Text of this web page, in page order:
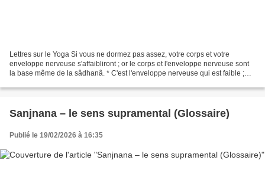
Lettres sur le Yoga Si vous ne dormez pas assez, votre corps et votre
enveloppe nerveuse s'affaibliront ; or le corps et l'enveloppe nerveuse sont
la base même de la sâdhanâ. * C'est l'enveloppe nerveuse qui est faible ;
Sanjnana – le sens supramental (Glossaire)
Publié le 19/02/2026 à 16:35